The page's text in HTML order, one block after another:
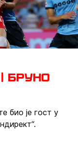
Бруно
био је гост у